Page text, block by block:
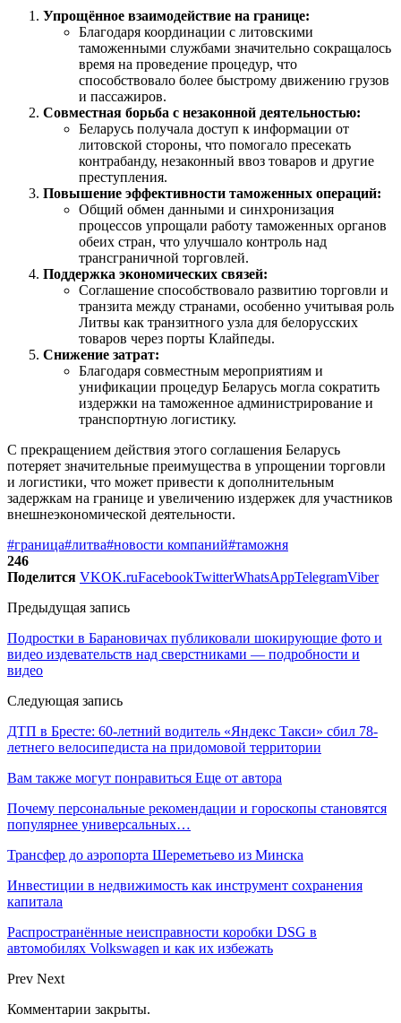
Упрощённое взаимодействие на границе:
Благодаря координации с литовскими
таможенными службами значительно сокращалось
время на проведение процедур, что
способствовало более быстрому движению грузов
и пассажиров.
Совместная борьба с незаконной деятельностью:
Беларусь получала доступ к информации от
литовской стороны, что помогало пресекать
контрабанду, незаконный ввоз товаров и другие
преступления.
Повышение эффективности таможенных операций:
Общий обмен данными и синхронизация
процессов упрощали работу таможенных органов
обеих стран, что улучшало контроль над
трансграничной торговлей.
Поддержка экономических связей:
Соглашение способствовало развитию торговли и
транзита между странами, особенно учитывая роль
Литвы как транзитного узла для белорусских
товаров через порты Клайпеды.
Снижение затрат:
Благодаря совместным мероприятиям и
унификации процедур Беларусь могла сократить
издержки на таможенное администрирование и
транспортную логистику.
С прекращением действия этого соглашения Беларусь
потеряет значительные преимущества в упрощении торговли
и логистики, что может привести к дополнительным
задержкам на границе и увеличению издержек для участников
внешнеэкономической деятельности.
#граница#литва#новости компаний#таможня
246
Поделится VKOK.ruFacebookTwitterWhatsAppTelegramViber
Предыдущая запись
Подростки в Барановичах публиковали шокирующие фото и
видео издевательств над сверстниками — подробности и
видео
Следующая запись
ДТП в Бресте: 60-летний водитель «Яндекс Такси» сбил 78-
летнего велосипедиста на придомовой территории
Вам также могут понравиться Еще от автора
Почему персональные рекомендации и гороскопы становятся
популярнее универсальных…
Трансфер до аэропорта Шереметьево из Минска
Инвестиции в недвижимость как инструмент сохранения
капитала
Распространённые неисправности коробки DSG в
автомобилях Volkswagen и как их избежать
Prev Next
Комментарии закрыты.